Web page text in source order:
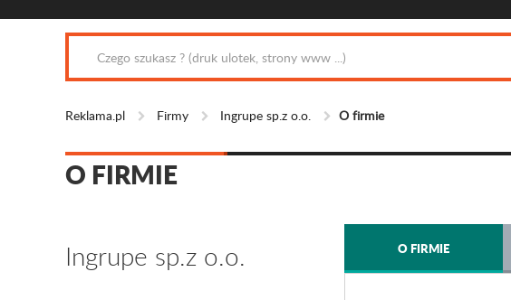
Reklama.pl Firmy Ingrupe sp.z o.o. O firmie
O FIRMIE
Ingrupe sp.z o.o. O FIRMIE